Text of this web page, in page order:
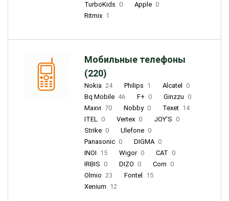
TurboKids 0 Apple 0
Ritmix 1
Мобильные телефоны
(220)
Nokia 24 Philips 1 Alcatel
0
Bq Mobile 46 F+ 0 Ginzzu 0
Maxvi 70 Nobby 0 Texet 14
ITEL 0 Vertex 0 JOY'S 0
Strike 0 Ulefone 0
Panasonic 0 DIGMA 0
INOI 15 Wigor 0 CAT 0
IRBIS 0 DIZO 0 Corn 0
Olmio 23 Fontel
15
Xenium 12